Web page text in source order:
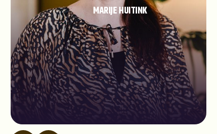
MARIJE HUITINK